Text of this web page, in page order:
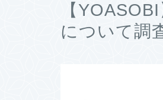
【
について調